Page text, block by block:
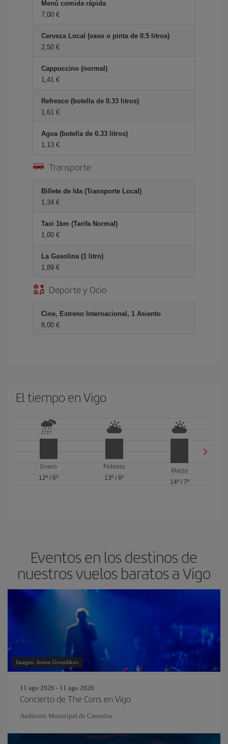
Menú comida rápida
7,00 €
Cerveza Local (vaso o pinta de 0.5 litros)
2,50 €
Cappuccino (normal)
1,41 €
Refresco (botella de 0.33 litros)
1,61 €
Agua (botella de 0.33 litros)
1,13 €
Transporte
Billete de Ida (Transporte Local)
1,34 €
Taxi 1km (Tarifa Normal)
1,00 €
La Gasolina (1 litro)
1,89 €
Deporte y Ocio
Cine, Estreno Internacional, 1 Asiento
8,00 €
El tiempo en Vigo
Enero
12º /6º
Febrero
13º / 6º
Marzo
14º/ 7º
Eventos en los destinos de
nuestros vuelos baratos a Vigo
Imagen: Anton Gvozdikov
11 ago 2026 - 11 ago 2026
Concierto de The Corrs en Vigo
Auditorio Municipal de Castrelos